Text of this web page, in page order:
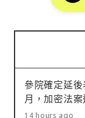
參院確定延
月，加密法
14 hours ago